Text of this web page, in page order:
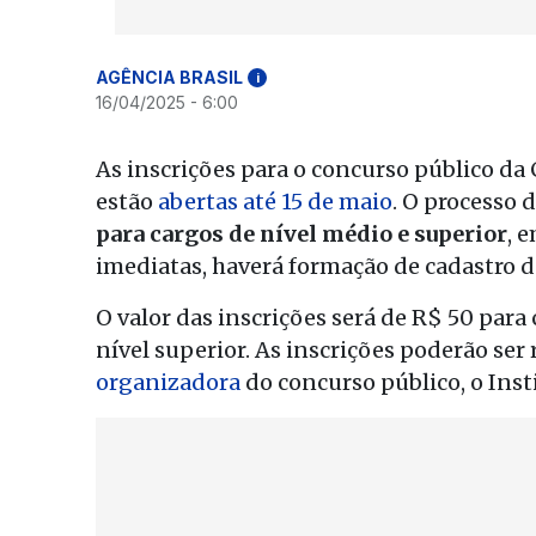
AGÊNCIA BRASIL i
16/04/2025 - 6:00
As inscrições para o concurso público
estão abertas até 15 de maio. O processo
para cargos de nível médio e superior,
imediatas, haverá formação de cadastro
O valor das inscrições será de R$ 50
nível superior. As inscrições poderão
organizadora do concurso público, o